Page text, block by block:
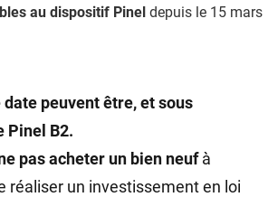
au dispositif Pinel depuis le 15 mars
peuvent être, et sous
Pinel B2.
pas acheter un bien neufà
réaliser un investissement en loi